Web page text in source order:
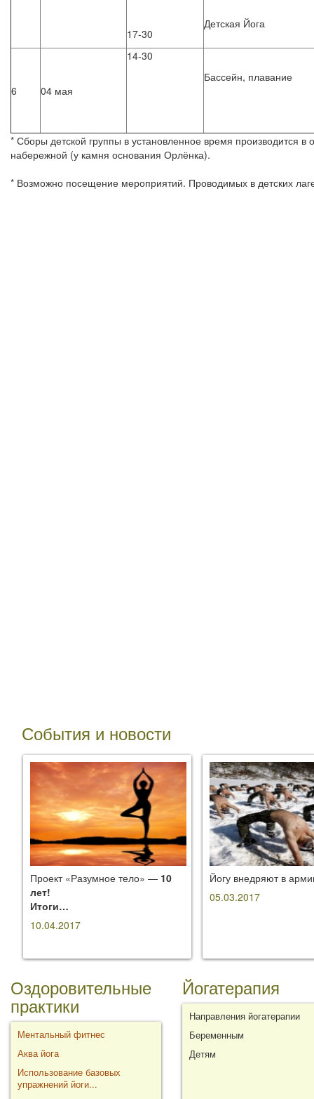
17-30
Детская Йога
6 04 мая
14-30
Бассейн, плавание
* Сборы детской группы в установленное время производится
набережной (у камня основания Орлёнка).
* Возможно посещение мероприятий. Проводимых в детских
События и новости
Проект «Разумное тело» — 10
лет!
Итоги…
10.04.2017
Йогу внедряют в
05.03.2017
Оздоровительные
практики
Ментальный фитнес
Аква йога
Использование базовых
упражнений йоги...
Йогатерапия
Направления йогатерапии
Беременным
Детям